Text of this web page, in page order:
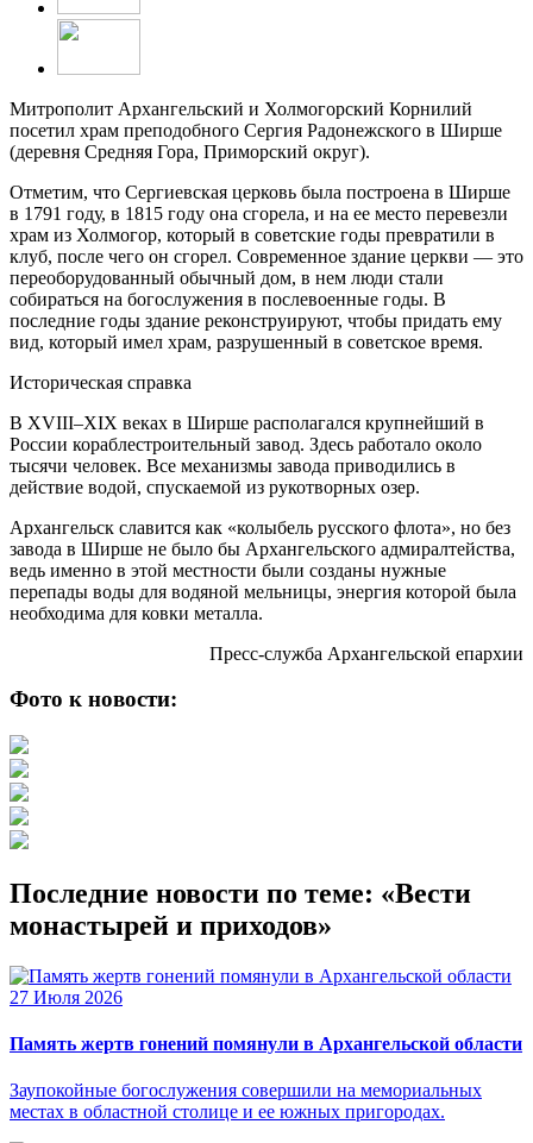
Митрополит Архангельский и Холмогорский Корнилий
посетил храм преподобного Сергия Радонежского в Ширше
(деревня Средняя Гора, Приморский округ).
Отметим, что Сергиевская церковь была построена в Ширше
в 1791 году, в 1815 году она сгорела, и на ее место перевезли
храм из Холмогор, который в советские годы превратили в
клуб, после чего он сгорел. Современное здание церкви — это
переоборудованный обычный дом, в нем люди стали
собираться на богослужения в послевоенные годы. В
последние годы здание реконструируют, чтобы придать ему
вид, который имел храм, разрушенный в советское время.
Историческая справка
В XVIII–XIX веках в Ширше располагался крупнейший в
России кораблестроительный завод. Здесь работало около
тысячи человек. Все механизмы завода приводились в
действие водой, спускаемой из рукотворных озер.
Архангельск славится как «колыбель русского флота», но без
завода в Ширше не было бы Архангельского адмиралтейства,
ведь именно в этой местности были созданы нужные
перепады воды для водяной мельницы, энергия которой была
необходима для ковки металла.
Пресс-служба Архангельской епархии
Фото к новости:
Последние новости по теме: «Вести
монастырей и приходов»
27 Июля 2026
Память жертв гонений помянули в Архангельской области
Заупокойные богослужения совершили на мемориальных
местах в областной столице и ее южных пригородах.